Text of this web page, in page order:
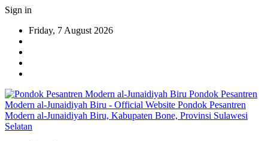
Sign in
Friday, 7 August 2026
Pondok Pesantren
Modern al-Junaidiyah Biru - Official Website Pondok Pesantren
Modern al-Junaidiyah Biru, Kabupaten Bone, Provinsi Sulawesi
Selatan